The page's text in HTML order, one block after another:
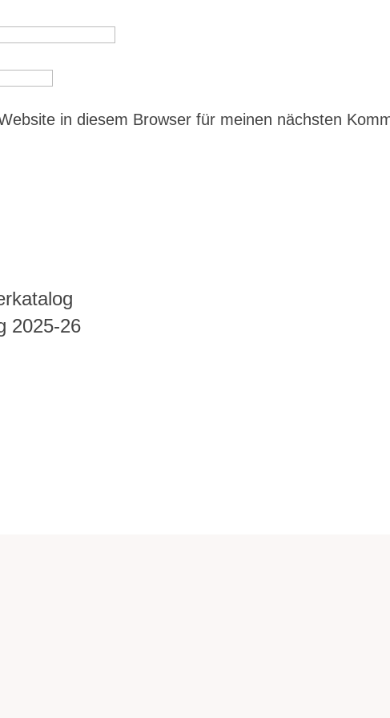
in diesem Browser für meinen nächsten
2025-26